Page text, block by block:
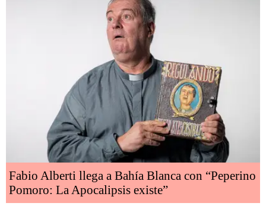
Fabio Alberti llega a Bahía Blanca con “Peperino
Pomoro: La Apocalipsis existe”